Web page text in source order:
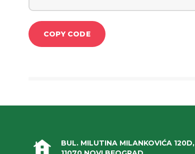
COPY CODE
BUL. MILUTINA MILANKOVIĆA 120D,